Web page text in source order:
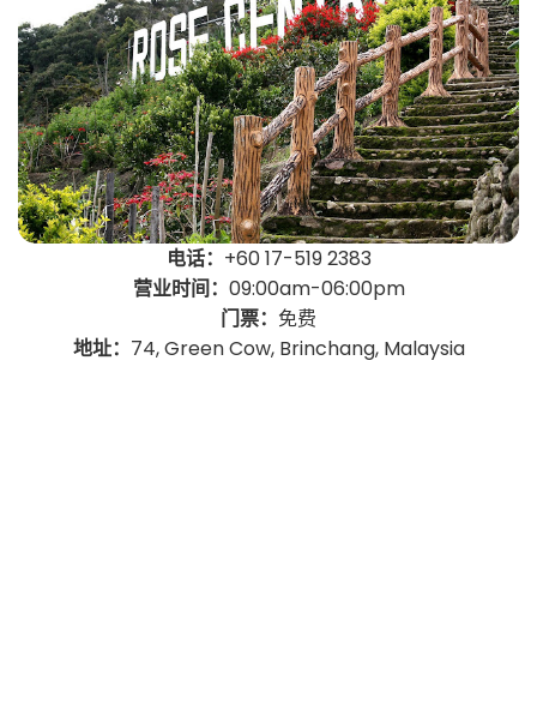
电话： +60 17-519 2383
营业时间： 09:00am-06:00pm
门票： 免费
地址： 74, Green Cow, Brinchang, Malaysia